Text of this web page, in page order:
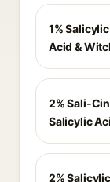
1%
Acid &
2% Sali-
Salicylic
2%